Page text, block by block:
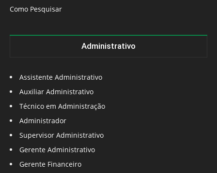
Como Pesquisar
Administrativo
Assistente Administrativo
Auxiliar Administrativo
Técnico em Administração
Administrador
Supervisor Administrativo
Gerente Administrativo
Gerente Financeiro